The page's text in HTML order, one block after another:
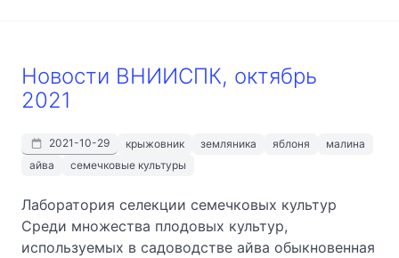
Новости ВНИИСПК, октябрь
2021
2021-10-29 крыжовник земляника яблоня
малина
айва
семечковые культуры
Лаборатория селекции семечковых культур
Среди множества плодовых культур,
используемых в садоводстве айва обыкновенная